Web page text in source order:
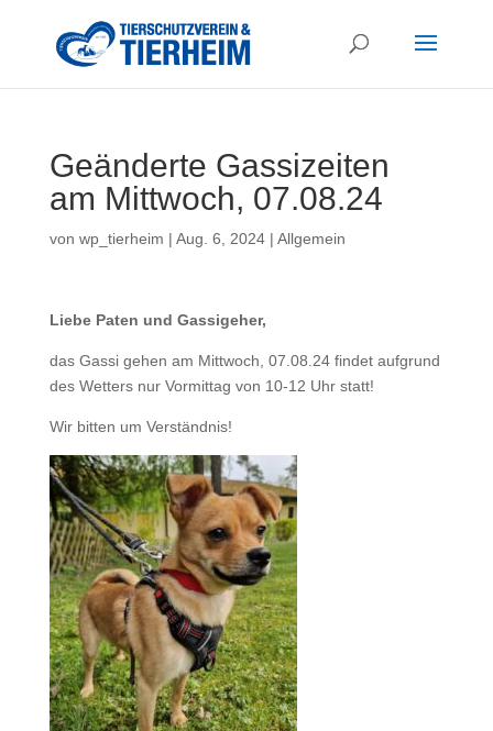
Geänderte Gassizeiten
am Mittwoch, 07.08.24
von wp_tierheim | Aug. 6, 2024| Allgemein
Liebe Paten und Gassigeher,
das Gassi gehen am Mittwoch, 07.08.24 findet aufgrund
des Wetters nur Vormittag von 10-12 Uhr statt!
Wir bitten um Verständnis!